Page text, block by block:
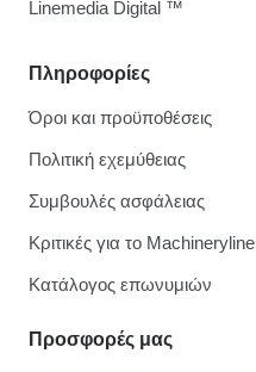
Πληροφορίες
Όροι και προϋποθέσεις
Πολιτική εχεμύθειας
Συμβουλές ασφάλειας
Κριτικές για το Machineryline
Κατάλογος επωνυμιών
Προσφορές μας
Linemedia Digital ™